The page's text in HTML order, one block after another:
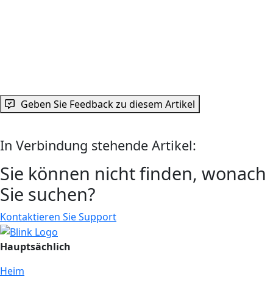
Geben Sie Feedback zu diesem Artikel
In Verbindung stehende Artikel:
Sie können nicht finden, wonach
Sie suchen?
Kontaktieren Sie Support
Hauptsächlich
Heim